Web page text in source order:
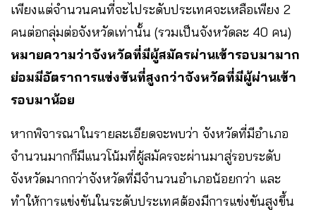
เพียงแต่จำนวนคนที่จะไประดับประเทศจะเหลือเพียง 2
คนต่อกลุ่มต่อจังหวัดเท่านั้น (รวมเป็นจังหวัดละ 40 คน)
หมายความว่าจังหวัดที่มีผู้สมัครผ่านเข้ารอบมามาก
ย่อมมีอัตราการแข่งขันที่สูงกว่าจังหวัดที่มีผู้ผ่านเข้า
รอบมาน้อย
หากพิจารณาในรายละเอียดจะพบว่า จังหวัดที่มีอำเภอ
จำนวนมากก็มีแนวโน้มที่ผู้สมัครจะผ่านมาสู่รอบระดับ
จังหวัดมากกว่าจังหวัดที่มีจำนวนอำเภอน้อยกว่า และ
ทำให้การแข่งขันในระดับประเทศต้องมีการแข่งขันสูงขึ้น